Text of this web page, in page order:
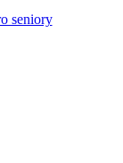
seniory